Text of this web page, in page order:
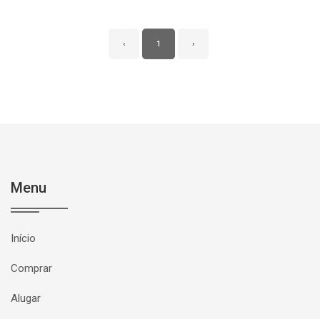
‹ 1 ›
Menu
Início
Comprar
Alugar